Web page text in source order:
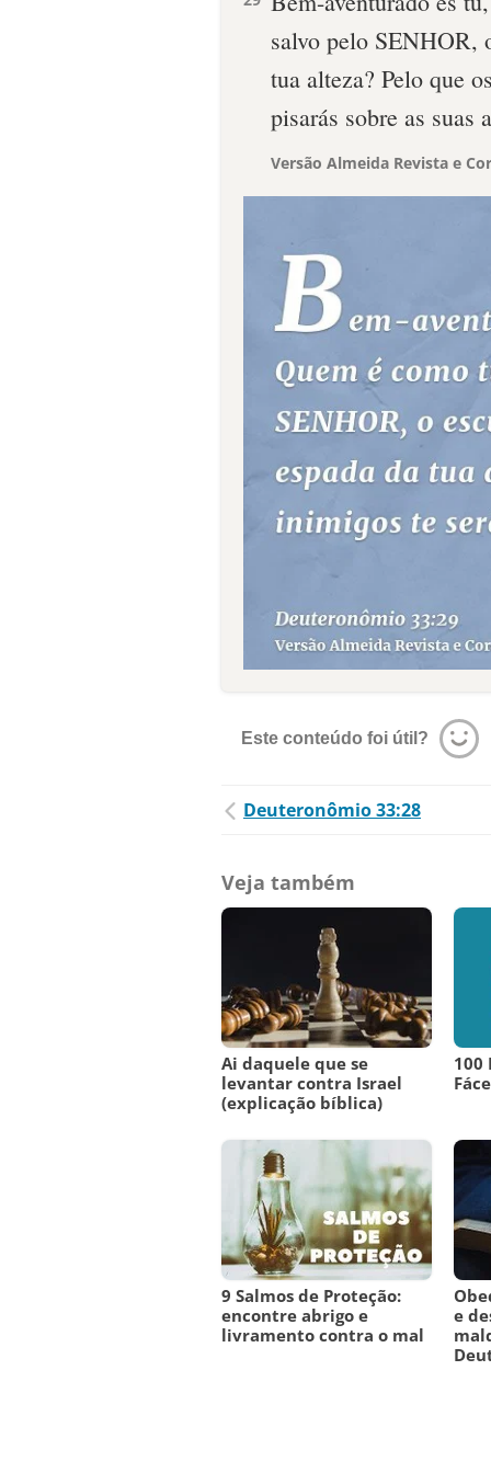
salvo pelo SENHOR,
tua alteza? Pelo que
pisarás sobre as suas
Versão Almeida Revista e
Este conteúdo foi útil?
Deuteronômio 33:28
Veja também
Ai daquele que se
levantar contra Israel
(explicação bíblica)
100
9 Salmos de Proteção:
encontre abrigo e
livramento contra o mal
e